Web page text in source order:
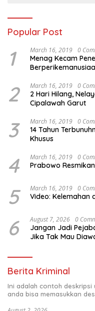
Popular Post
1 March 16, 2019 0
Menag Kecam
2 March 16, 2019 0
2 Hari Hilang,
Cipalawah Garut
3 March 16, 2019 0
14 Tahun
Khusus
4 March 16, 2019 0
Prabowo
5 March 16, 2019 0
Video: Kelemahan
6 August 7, 2026 0
Jangan Jadi
Jika Tak Mau
Berita Kriminal
Ini adalah contoh
anda bisa memasukkan